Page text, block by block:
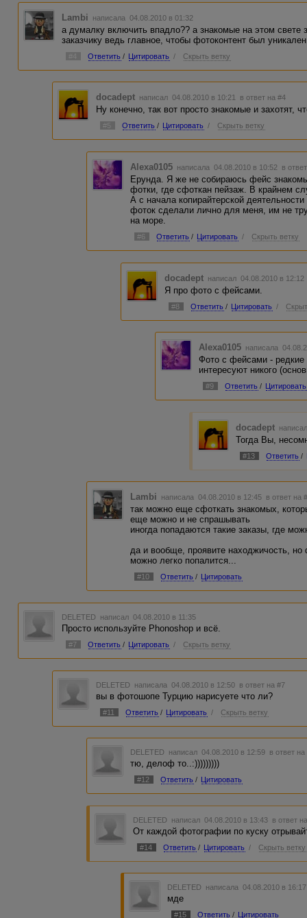
Lambi написала 04.08.2010 в 01:32
а думалку включить впадло?? а знакомые на этом свете
заказчику ведь главное, чтобы фотоконтент был
#4 Ответить / Цитировать / Скрыть ветку
docadept написал 04.08.2010 в 10:21 в ответ на #4
Ну конечно, так вот просто знакомые и захотят,
#5 Ответить / Цитировать / Скрыть ветку
Alexa0105 написала 04.08.2010 в 10:52 в
Ерунда. Я же не собираюсь фейс
фотки, где сфоткан пейзаж. В крайнем
А с начала копирайтерской
фоток сделали лично для меня, им не
на море.
#6 Ответить / Цитировать / Скрыть ветку
docadept написал 04.08.2010 в
Я про фото с фейсами.
#8 Ответить / Цитировать /
Alexa0105 написала
Фото с фейсами -
интересуют никого
#9 Ответить / Цитировать
docadept
Тогда Вы,
#13 Ответить /
Lambi написала 04.08.2010 в 12:45 в ответ на
так можно еще сфоткать знакомых,
еще можно и не спрашывать
иногда попадаются такие заказы, где
да и вообще, проявите находжичость,
можно легко попалится...
#10 Ответить / Цитировать
DELETED написал 04.08.2010 в 11:35
Просто используйте Phonoshop и всё.
#7 Ответить / Цитировать / Скрыть ветку
DELETED написала 04.08.2010 в 12:50 в ответ на #7
вы в фотошопе Турцию нарисуете что ли?
#11 Ответить / Цитировать / Скрыть ветку
DELETED написал 04.08.2010 в 12:59 в ответ на
тю, делоф то..:)))))))))
#12 Ответить / Цитировать
DELETED написал 04.08.2010 в 13:43 в ответ
От каждой фотографии по куску
#14 Ответить / Цитировать / Скрыть ветку
DELETED написала 04.08.2010 в
мде
#15 Ответить / Цитировать